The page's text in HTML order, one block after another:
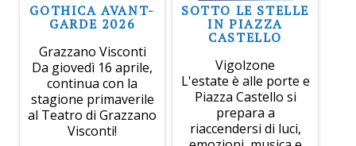
GOTHICA AVANT-
GARDE 2026
Grazzano Visconti
Da giovedì 16 aprile,
continua con la
stagione primaverile
al Teatro di Grazzano
Visconti!
SOTTO LE STELLE
IN PIAZZA
CASTELLO
Vigolzone
L'estate è alle porte e
Piazza Castello si
prepara a
riaccendersi di luci,